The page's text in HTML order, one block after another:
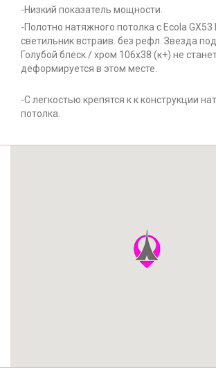
-Низкий показатель мощности.
-Полотно натяжного потолка с Ecola GX53
светильник встраив. без рефл. Звезда
Голубой блеск / хром 106х38 (к+) не
деформируется в этом месте.
-С легкостью крепятся к к конструкции
потолка.